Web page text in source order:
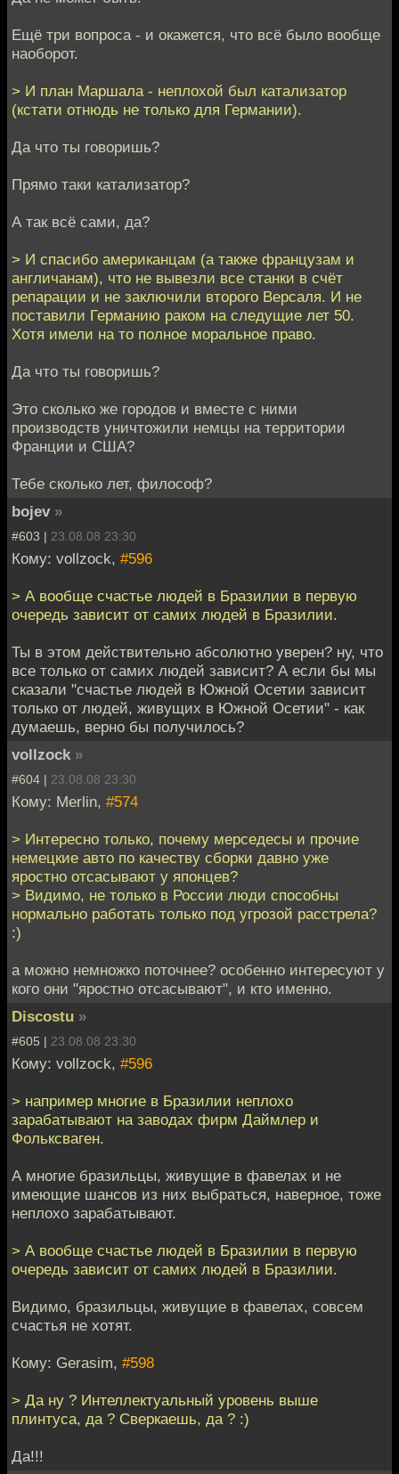
Ещё три вопроса - и окажется, что всё было вообще
наоборот.
> И план Маршала - неплохой был катализатор
(кстати отнюдь не только для Германии).
Да что ты говоришь?
Прямо таки катализатор?
А так всё сами, да?
> И спасибо американцам (а также французам и
англичанам), что не вывезли все станки в счёт
репарации и не заключили второго Версаля. И не
поставили Германию раком на следущие лет 50.
Хотя имели на то полное моральное право.
Да что ты говоришь?
Это сколько же городов и вместе с ними
производств уничтожили немцы на территории
Франции и США?
Тебе сколько лет, философ?
bojev »
#603 | 23.08.08 23:30
Кому: vollzock, #596
> А вообще счастье людей в Бразилии в первую
очередь зависит от самих людей в Бразилии.
Ты в этом действительно абсолютно уверен? ну, что
все только от самих людей зависит? А если бы мы
сказали "счастье людей в Южной Осетии зависит
только от людей, живущих в Южной Осетии" - как
думаешь, верно бы получилось?
vollzock »
#604 | 23.08.08 23:30
Кому: Merlin, #574
> Интересно только, почему мерседесы и прочие
немецкие авто по качеству сборки давно уже
яростно отсасывают у японцев?
> Видимо, не только в России люди способны
нормально работать только под угрозой расстрела?
:)
а можно немножко поточнее? особенно интересуют у
кого они "яростно отсасывают", и кто именно.
Discostu »
#605 | 23.08.08 23:30
Кому: vollzock, #596
> например многие в Бразилии неплохо
зарабатывают на заводах фирм Даймлер и
Фольксваген.
А многие бразильцы, живущие в фавелах и не
имеющие шансов из них выбраться, наверное, тоже
неплохо зарабатывают.
> А вообще счастье людей в Бразилии в первую
очередь зависит от самих людей в Бразилии.
Видимо, бразильцы, живущие в фавелах, совсем
счастья не хотят.
Кому: Gerasim, #598
> Да ну ? Интеллектуальный уровень выше
плинтуса, да ? Сверкаешь, да ? :)
Да!!!